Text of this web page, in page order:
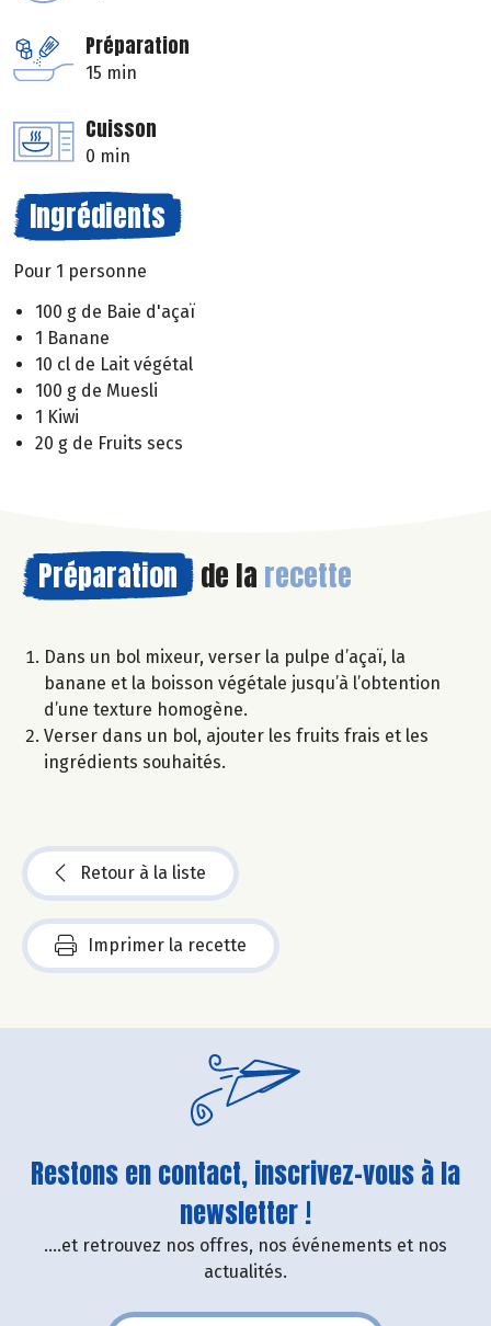
Préparation
15 min
Cuisson
0 min
Ingrédients
Pour 1 personne
100 g de Baie d'açaï
1 Banane
10 cl de Lait végétal
100 g de Muesli
1 Kiwi
20 g de Fruits secs
Préparation de la recette
Dans un bol mixeur, verser la pulpe d’açaï, la
banane et la boisson végétale jusqu’à l’obtention
d’une texture homogène.
Verser dans un bol, ajouter les fruits frais et les
ingrédients souhaités.
Retour à la liste
Imprimer la recette
Restons en contact, inscrivez-vous à la
newsletter !
....et retrouvez nos offres, nos événements et nos
actualités.